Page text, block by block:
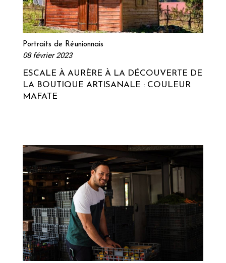
Lire la suite
Portraits de Réunionnais
08 février 2023
ESCALE À AURÈRE À LA DÉCOUVERTE DE
LA BOUTIQUE ARTISANALE : COULEUR
MAFATE